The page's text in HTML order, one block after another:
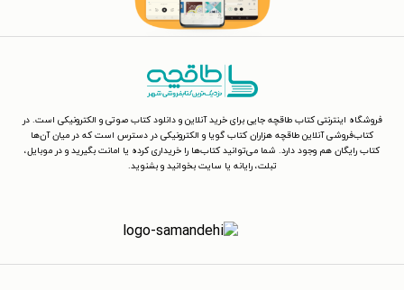
فروشگاه اینترنتی کتاب طاقچه جایی برای خرید آنلاین و دانلود کتاب صوتی و الکترونیکی است. در
کتاب‌فروشی آنلاین طاقچه هزاران کتاب گویا و الکترونیکی در دسترس است که در میان آن‌ها
کتاب رایگان هم وجود دارد. شما می‌توانید کتاب‌ها را خریداری کرده یا امانت بگیرید و در موبایل،
تبلت، رایانه یا سایت بخوانید و بشنوید.